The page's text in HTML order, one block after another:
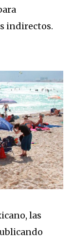
indirectos.
las